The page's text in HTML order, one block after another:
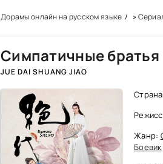
Дорамы онлайн на русском языке »
Симпатичные братья
JUE DAI SHUANG JIAO
Жанр:
Боевик